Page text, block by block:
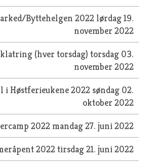
Byttehelgen 2022 lørdag 19.
november 2022
(hver torsdag) torsdag 03.
november 2022
i Høstferieukene 2022søndag 02.
oktober 2022
2022 mandag 27. juni 2022
2022tirsdag 21. juni 2022